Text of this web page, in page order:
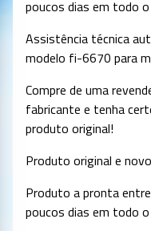
poucos dias em todo o
Assistência técnica
modelo fi-6670 para
Compre de uma
fabricante e tenha
produto original!
Produto original e
Produto a pronta
poucos dias em todo o